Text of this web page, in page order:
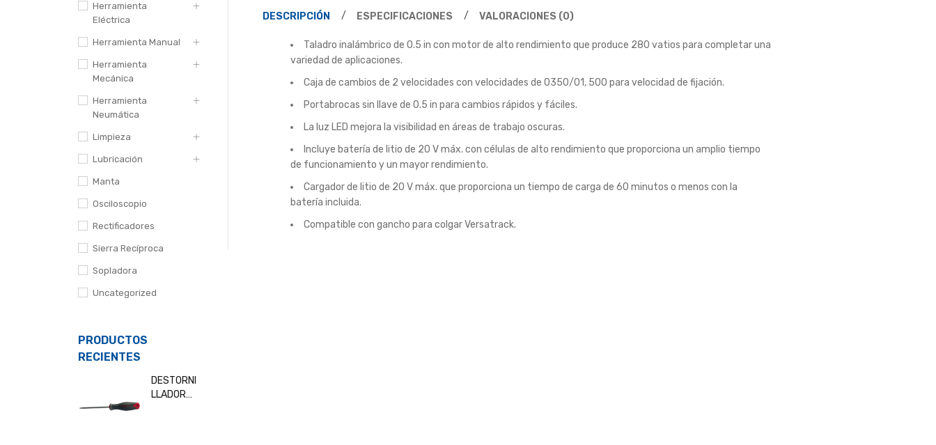
Herramienta
Eléctrica
Herramienta Manual
Herramienta
Mecánica
Herramienta
Neumática
Limpieza
Lubricación
Manta
Osciloscopio
Rectificadores
Sierra Recíproca
Sopladora
Uncategorized
PRODUCTOS
RECIENTES
DESTORNI
LLADOR
DESCRIPCIÓN ESPECIFICACIONES VALORACIONES (0)
Taladro inalámbrico de 0.5 in con motor de alto rendimiento que produce 280 vatios para completar una
variedad de aplicaciones.
Caja de cambios de 2 velocidades con velocidades de 0350/01, 500 para velocidad de fijación.
Portabrocas sin llave de 0.5 in para cambios rápidos y fáciles.
La luz LED mejora la visibilidad en áreas de trabajo oscuras.
Incluye batería de litio de 20 V máx. con células de alto rendimiento que proporciona un amplio tiempo
de funcionamiento y un mayor rendimiento.
Cargador de litio de 20 V máx. que proporciona un tiempo de carga de 60 minutos o menos con la
batería incluida.
Compatible con gancho para colgar Versatrack.